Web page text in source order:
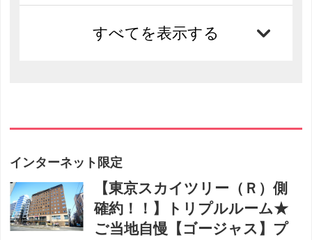
すべてを表示する
インターネット限定
【東京スカイツリー（Ｒ）側
確約！！】トリプルルーム★
ご当地自慢【ゴージャス】プ